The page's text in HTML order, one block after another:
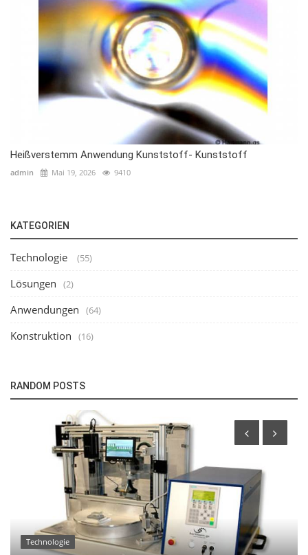
Heißverstemm Anwendung Kunststoff- Kunststoff
admin Mai 19, 2026 9410
KATEGORIEN
Technologie (55)
Lösungen (2)
Anwendungen (64)
Konstruktion (16)
RANDOM POSTS
Technologie